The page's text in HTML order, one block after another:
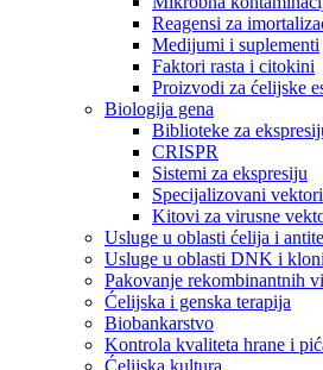
Reagensi za
Medijumi i suplementi
Faktori rasta i citokini
Proizvodi za ćelijske
Biologija gena
Biblioteke za
CRISPR
Sistemi za ekspresiju
Specijalizovani vektori
Kitovi za virusne
Usluge u oblasti ćelija i
Usluge u oblasti DNK i
Pakovanje rekombinantnih
Ćelijska i genska terapija
Biobankarstvo
Kontrola kvaliteta hrane i
Ćelijska kultura